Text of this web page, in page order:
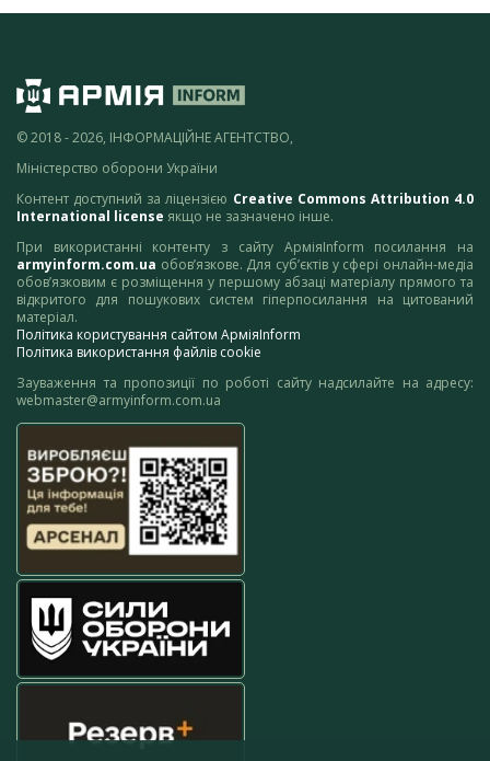
© 2018 - 2026, ІНФОРМАЦІЙНЕ АГЕНТСТВО,
Міністерство оборони України
Контент доступний за ліцензією Creative Commons Attribution 4.0
International license якщо не зазначено інше.
При використанні контенту з сайту АрміяInform посилання на
armyinform.com.ua обов’язкове. Для суб’єктів у сфері онлайн-медіа
обов’язковим є розміщення у першому абзаці матеріалу прямого та
відкритого для пошукових систем гіперпосилання на цитований
матеріал.
Політика користування сайтом АрміяInform
Політика використання файлів cookie
Зауваження та пропозиції по роботі сайту надсилайте на адресу:
webmaster@armyinform.com.ua